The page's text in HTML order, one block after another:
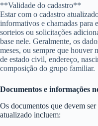
**Validade do cadastro**
Estar com o cadastro
informativos e chamadas para
sorteios ou solicitações
base nele. Geralmente, os
meses, ou sempre que houver
de estado civil, endereço,
composição do grupo familiar.
Documentos e informações
Os documentos que devem
atualizado incluem: